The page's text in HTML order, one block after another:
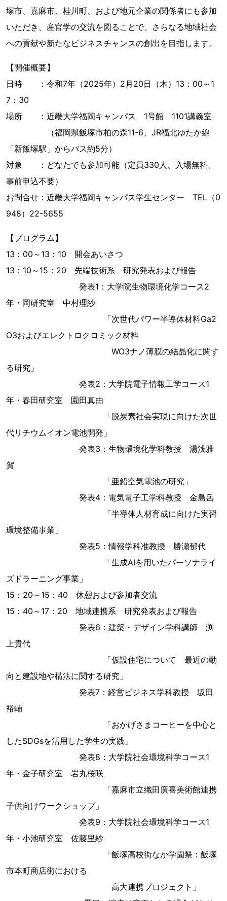
塚市、嘉麻市、桂川町、および地元企業の関係者にも参加
いただき、産官学の交流を図ることで、さらなる地域社会
への貢献や新たなビジネスチャンスの創出を目指します。
【開催概要】
日時 ：令和7年（2025年）2月20日（木）13：00～1
7：30
場所 ：近畿大学福岡キャンパス 1号館 1101講義室
（福岡県飯塚市柏の森11-6、JR福北ゆたか線
「新飯塚駅」からバス約5分）
対象 ：どなたでも参加可能（定員330人、入場無料、
事前申込不要）
お問合せ：近畿大学福岡キャンパス学生センター TEL（0
948）22-5655
【プログラム】
13：00～13：10 開会あいさつ
13：10～15：20 先端技術系 研究発表および報告
発表1：大学院生物環境化学コース2
年・岡研究室 中村理紗
「次世代パワー半導体材料Ga2
O3およびエレクトロクロミック材料
WO3ナノ薄膜の結晶化に関す
る研究」
発表2：大学院電子情報工学コース1
年・春田研究室 園田真由
「脱炭素社会実現に向けた次世
代リチウムイオン電池開発」
発表3：生物環境化学科教授 湯浅雅
賀
「亜鉛空気電池の研究」
発表4：電気電子工学科教授 金島岳
「半導体人材育成に向けた実習
環境整備事業」
発表5：情報学科准教授 勝瀬郁代
「生成AIを用いたパーソナライ
ズドラーニング事業」
15：20～15：40 休憩および参加者交流
15：40～17：20 地域連携系 研究発表および報告
発表6：建築・デザイン学科講師 渕
上貴代
「仮設住宅について 最近の動
向と建設地や構法に関する研究」
発表7：経営ビジネス学科教授 坂田
裕輔
「おかげさまコーヒーを中心と
したSDGsを活用した学生の実践」
発表8：大学院社会環境科学コース1
年・金子研究室 岩丸桜咲
「嘉麻市立織田廣喜美術館連携
子供向けワークショップ」
発表9：大学院社会環境科学コース1
年・小池研究室 佐藤里紗
「飯塚高校街なか学園祭：飯塚
市本町商店街における
高大連携プロジェクト」